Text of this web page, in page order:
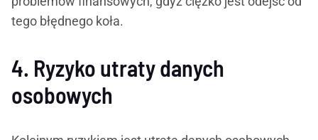
tego błędnego koła.
4. Ryzyko utraty danych
osobowych